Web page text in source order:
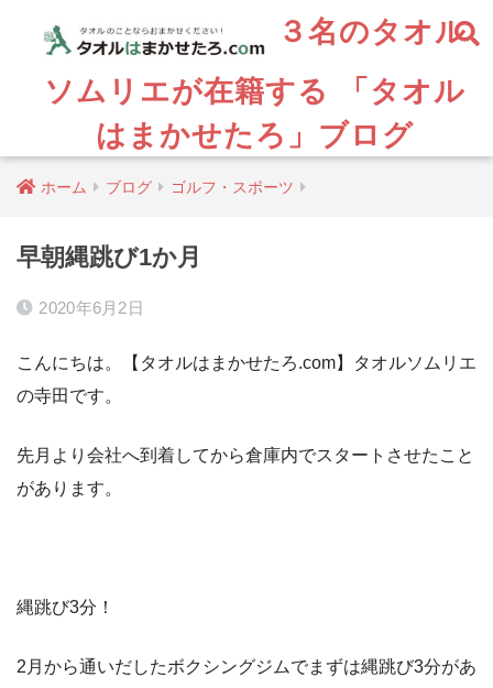
３名のタオル
ソムリエが在籍する 「タオル
はまかせたろ」ブログ
ホーム ブログ ゴルフ・スポーツ
早朝縄跳び1か月
2020年6月2日
こんにちは。【タオルはまかせたろ.com】タオルソムリエ
の寺田です。
先月より会社へ到着してから倉庫内でスタートさせたこと
があります。
縄跳び3分！
2月から通いだしたボクシングジムでまずは縄跳び3分があ